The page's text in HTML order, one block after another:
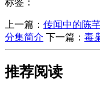
上一篇： 传闻中的陈
分集简介 下一篇： 毒
推荐阅读